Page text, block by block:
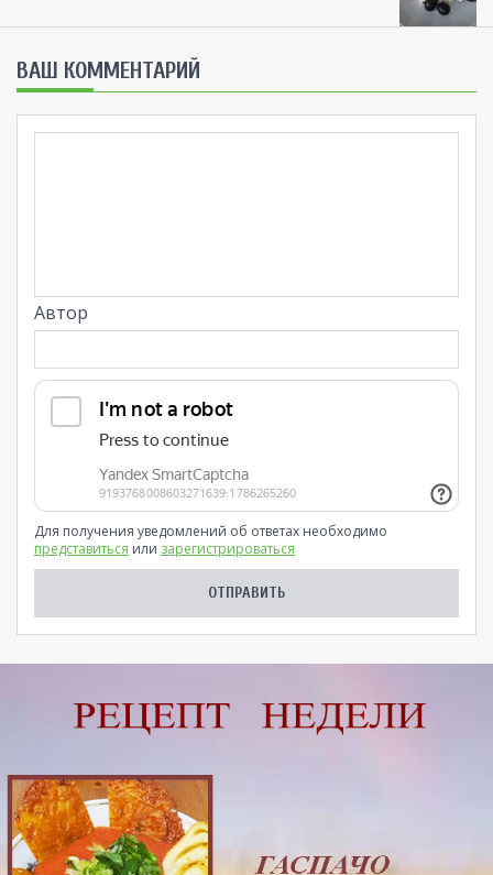
ВАШ КОММЕНТАРИЙ
Автор
Для получения уведомлений об ответах необходимо
представиться или зарегистрироваться